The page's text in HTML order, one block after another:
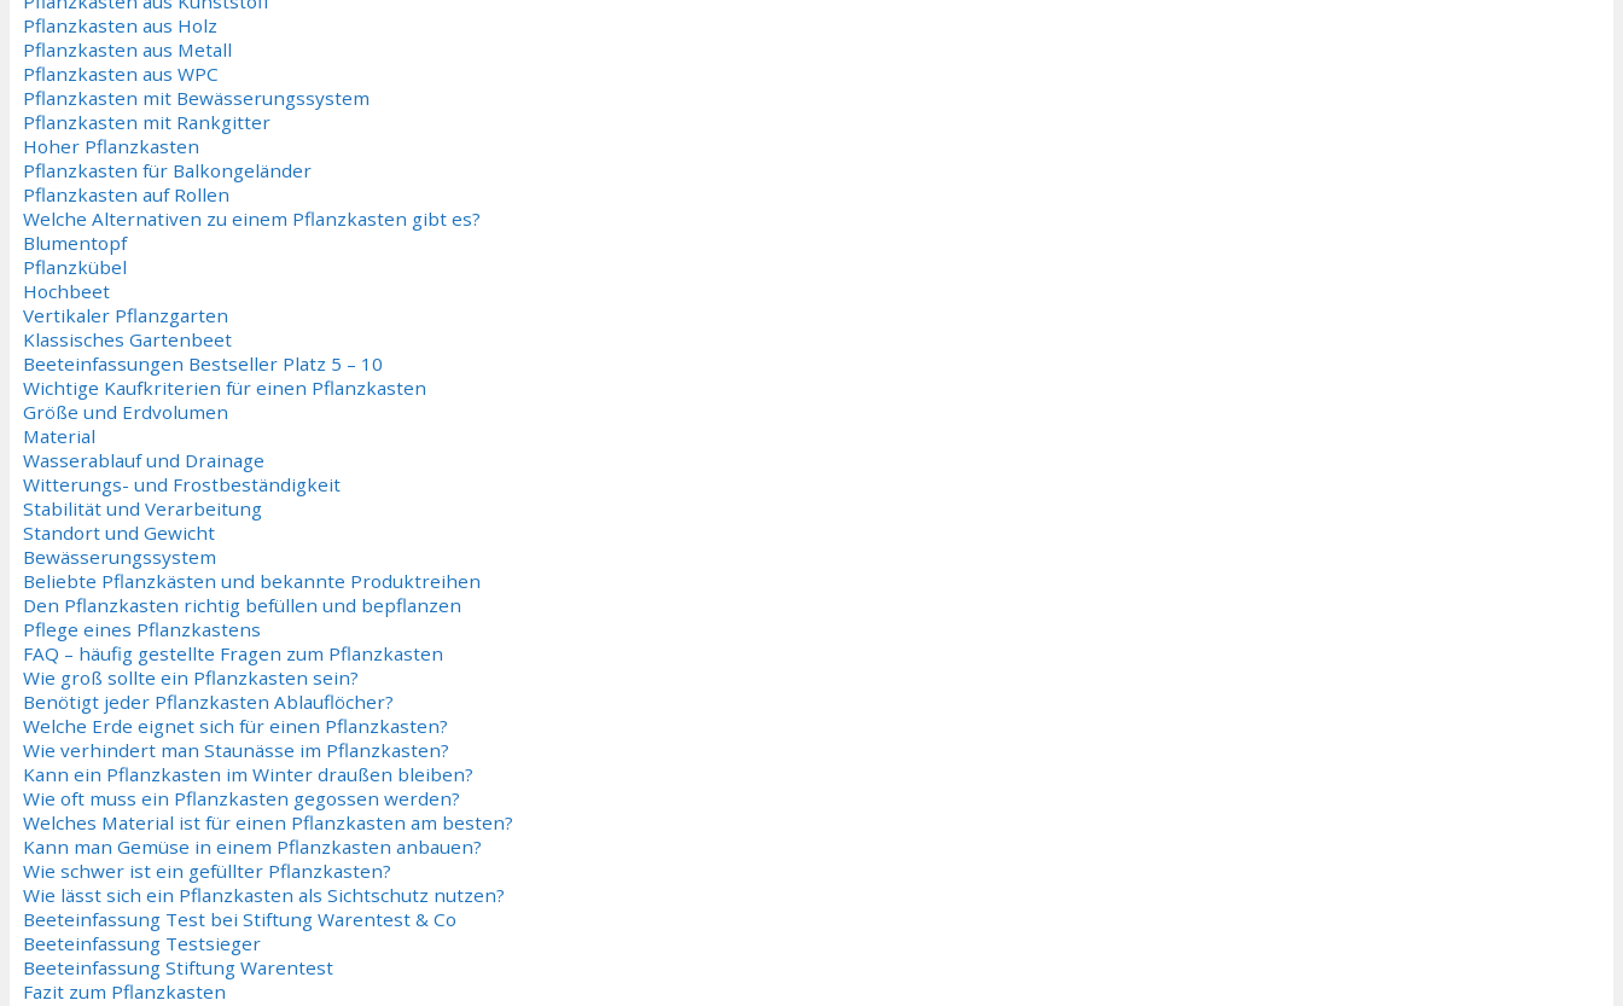
Pflanzkasten aus Holz
Pflanzkasten aus Metall
Pflanzkasten aus WPC
Pflanzkasten mit Bewässerungssystem
Pflanzkasten mit Rankgitter
Hoher Pflanzkasten
Pflanzkasten für Balkongeländer
Pflanzkasten auf Rollen
Welche Alternativen zu einem Pflanzkasten gibt es?
Blumentopf
Pflanzkübel
Hochbeet
Vertikaler Pflanzgarten
Klassisches Gartenbeet
Beeteinfassungen Bestseller Platz 5 – 10
Wichtige Kaufkriterien für einen Pflanzkasten
Größe und Erdvolumen
Material
Wasserablauf und Drainage
Witterungs- und Frostbeständigkeit
Stabilität und Verarbeitung
Standort und Gewicht
Bewässerungssystem
Beliebte Pflanzkästen und bekannte Produktreihen
Den Pflanzkasten richtig befüllen und bepflanzen
Pflege eines Pflanzkastens
FAQ – häufig gestellte Fragen zum Pflanzkasten
Wie groß sollte ein Pflanzkasten sein?
Benötigt jeder Pflanzkasten Ablauflöcher?
Welche Erde eignet sich für einen Pflanzkasten?
Wie verhindert man Staunässe im Pflanzkasten?
Kann ein Pflanzkasten im Winter draußen bleiben?
Wie oft muss ein Pflanzkasten gegossen werden?
Welches Material ist für einen Pflanzkasten am besten?
Kann man Gemüse in einem Pflanzkasten anbauen?
Wie schwer ist ein gefüllter Pflanzkasten?
Wie lässt sich ein Pflanzkasten als Sichtschutz nutzen?
Beeteinfassung Test bei Stiftung Warentest & Co
Beeteinfassung Testsieger
Beeteinfassung Stiftung Warentest
Fazit zum Pflanzkasten